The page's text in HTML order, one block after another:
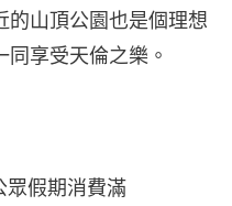
的山頂公園也是個理想
享受天倫之樂。
眾假期消費滿